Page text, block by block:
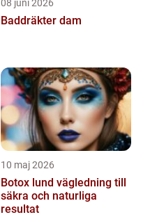
08 juni 2026
Baddräkter dam
10 maj 2026
Botox lund vägledning till
säkra och naturliga
resultat